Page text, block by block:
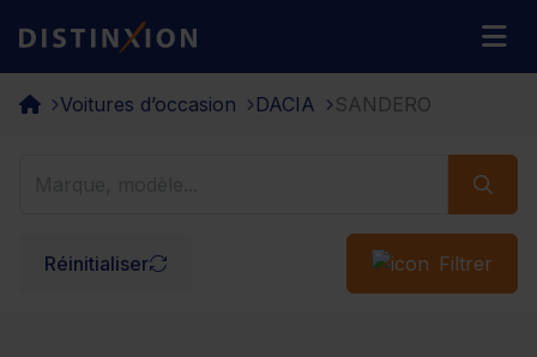
Distinxion
Voitures d’occasion DACIA SANDERO
Réinitialiser Filtrer